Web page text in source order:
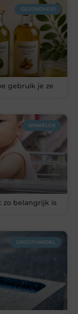
GEZONDHEID
gebruik je ze
WINKELEN
zo belangrijk is
GROOTHANDEL